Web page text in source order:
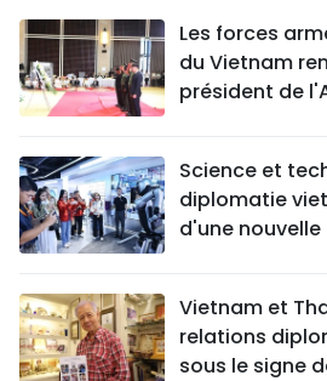
Les forces
du Vietnam
président de
Science et
diplomatie
d'une
Vietnam et
relations
sous le signe